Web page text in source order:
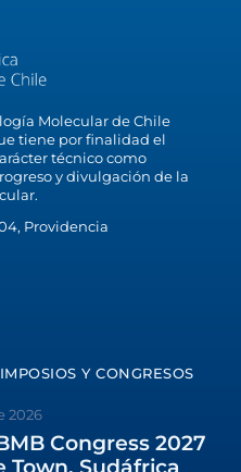
Molecular de Chile
tiene por finalidad el
técnico como
y divulgación de la
Providencia
Y CONGRESOS
2026
Congress 2027